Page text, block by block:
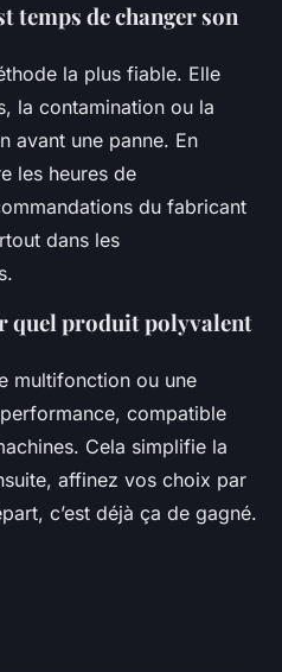
temps de changer son
la plus fiable. Elle
la contamination ou la
avant une panne. En
les heures de
du fabricant
dans les
quel produit polyvalent
multifonction ou une
compatible
Cela simplifie la
affinez vos choix par
c’est déjà ça de gagné.